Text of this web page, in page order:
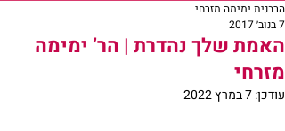
האמת שלך נהדרת | הר’ ימימה
מזרחי
הרבנית ימימה מזרחי
7 בנוב׳ 2017
עודכן:7 במרץ 2022